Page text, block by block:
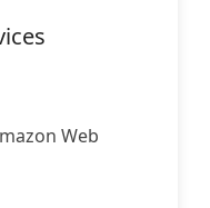
Web